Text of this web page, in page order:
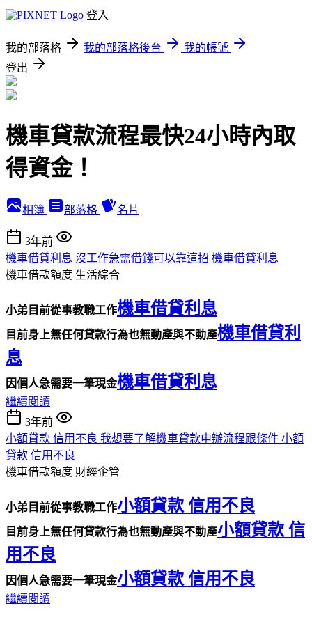
登入
我的部落格 我的部落格後台
我的帳號
登出
機車貸款流程最快24小時內取
得資金！
相簿 部落格 名片
3年前
機車借貸利息 沒工作急需借錢可以靠這招 機車借貸利息
機車借款額度 生活綜合
小弟目前從事教職工作機車借貸利息
目前身上無任何貸款行為也無動產與不動產機車借貸利
息
因個人急需要一筆現金機車借貸利息
繼續閱讀
3年前
小額貸款 信用不良 我想要了解機車貸款申辦流程跟條件 小額
貸款 信用不良
機車借款額度 財經企管
小弟目前從事教職工作小額貸款 信用不良
目前身上無任何貸款行為也無動產與不動產小額貸款 信
用不良
因個人急需要一筆現金小額貸款 信用不良
繼續閱讀